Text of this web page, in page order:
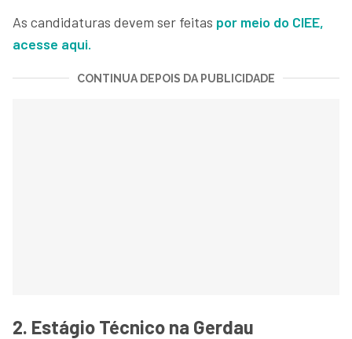
As candidaturas devem ser feitas por meio do CIEE,
acesse aqui.
CONTINUA DEPOIS DA PUBLICIDADE
2. Estágio Técnico na Gerdau